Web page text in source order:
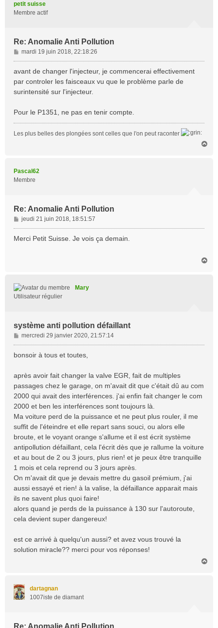
petit suisse
Membre actif
Re: Anomalie Anti Pollution
M
e
s
g
mardi 19 juin 2018, 22:18:26
avant de changer l'injecteur, je commencerai effectivement
par controler les faisceaux vu que le problème parle de
surintensité sur l'injecteur.
Pour le P1351, ne pas en tenir compte.
Les plus belles des plongées sont celles que l'on peut raconter
Pascal62
Membre
Re: Anomalie Anti Pollution
M
e
s
jeudi 21 juin 2018, 18:51:57
Merci Petit Suisse. Je vois ça demain.
Mary
Utilisateur régulier
système anti pollution défaillant
M
e
s
g
e
mercredi 29 janvier 2020, 21:57:14
bonsoir à tous et toutes,
après avoir fait changer la valve EGR, fait de multiples
passages chez le garage, on m'avait dit que c'était dû au com
2000 qui avait des interférences. j'ai enfin fait changer le com
2000 et ben les interférences sont toujours là.
Ma voiture perd de la puissance et ne peut plus rouler, il me
suffit de l'éteindre et elle repart sans souci, ou alors elle
broute, et le voyant orange s'allume et il est écrit système
antipollution défaillant, cela l'écrit dès que je rallume la voiture
et au bout de 2 ou 3 jours, plus rien! et je peux être tranquille
1 mois et cela reprend ou 3 jours après.
On m'avait dit que je devais mettre du gasoil prémium, j'ai
aussi essayé et rien! à la valise, la défaillance apparait mais
ils ne savent plus quoi faire!
alors quand je perds de la puissance à 130 sur l'autoroute,
cela devient super dangereux!
est ce arrivé à quelqu'un aussi? et avez vous trouvé la
solution miracle?? merci pour vos réponses!
dartagnan
1007iste de diamant
Re: Anomalie Anti Pollution